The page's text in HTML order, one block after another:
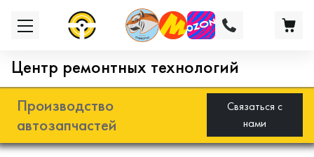
Центр ремонтных технологий
Производство
автозапчастей
Связаться с
нами